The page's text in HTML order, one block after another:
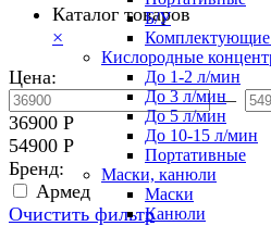
Б/У
Комплектующие
Кислородные
До 1-2 л/мин
До 3 л/мин
До 5 л/мин
До 10-15 л/мин
Портативные
Маски, канюли
Маски
Канюли
Каталог товаров
×
Цена:
—
36900 Р
54900 Р
Бренд:
Армед
Очистить фильтр